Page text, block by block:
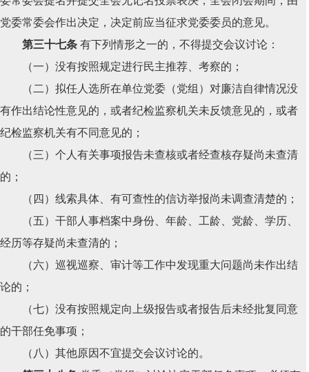
党委常委会作出决定，决定前应当征求党委委员的意见。
第三十七条 有下列情形之一的，不得提交会议讨论：
（一）没有按照规定进行民主推荐、考察的；
（二）拟任人选所在单位党委（党组）对廉洁自律情况没
有作出结论性意见的，或者纪检监察机关未反馈意见的，或者
纪检监察机关有不同意见的；
（三）个人有关事项报告未查核或者经查核存疑尚未查清
的；
（四）线索具体、有可查性的信访举报尚未调查清楚的；
（五）干部人事档案中身份、年龄、工龄、党龄、学历、
经历等存疑尚未查清的；
（六）巡视巡察、审计等工作中发现重大问题尚未作出结
论的；
（七）没有按照规定向上级报告或者报告后未经批复同意
的干部任免事项；
（八）其他原因不宜提交会议讨论的。